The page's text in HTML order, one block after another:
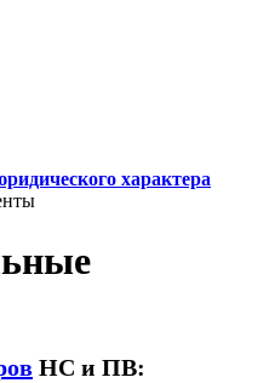
характера
НС и ПВ: